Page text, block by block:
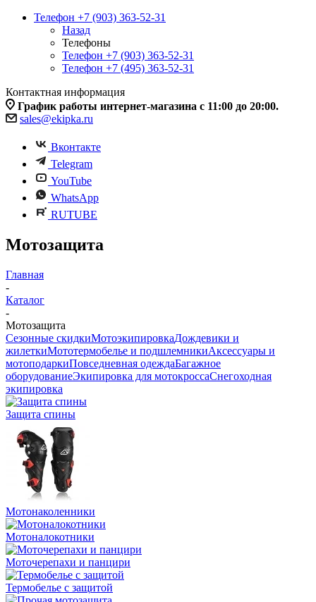
Телефон +7 (903) 363-52-31
Назад
Телефоны
Телефон +7 (903) 363-52-31
Телефон +7 (495) 363-52-31
Контактная информация
График работы интернет-магазина с 11:00 до 20:00.
sales@ekipka.ru
Вконтакте
Telegram
YouTube
WhatsApp
RUTUBE
Мотозащита
Главная
-
Каталог
-
Мотозащита
Сезонные скидкиМотоэкипировкаДождевики и
жилеткиМототермобелье и подшлемникиАксессуары и
мотоподаркиПовседневная одеждаБагажное
оборудованиеЭкипировка для мотокроссаСнегоходная
экипировка
Защита спины
Мотонаколенники
Мотоналокотники
Моточерепахи и панцири
Термобелье с защитой